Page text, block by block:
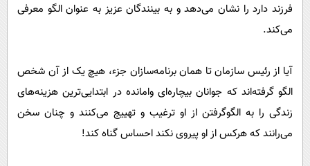
فرزند دارد را نشان می‌دهد و به بینندگان عزیز به عنوان الگو معرفی
می‌کند.
آیا از رئیس سازمان تا همان برنامه‌سازان جزء، هیچ یک از آن شخص
الگو گرفته‌اند که جوانان بیچاره‌ای وامانده در ابتدایی‌ترین هزینه‌های
زندگی را به الگوگرفتن از او ترغیب و تهییج می‌کنند و چنان سخن
می‌رانند که هرکس از او پیروی نکند احساس گناه کند!